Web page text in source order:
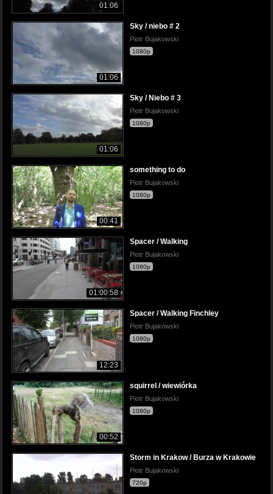
01:06
01:06
Sky / niebo # 2
Piotr Bujakowski
1080p
01:06
Sky / Niebo # 3
Piotr Bujakowski
1080p
00:41
something to do
Piotr Bujakowski
1080p
01:00:58
Spacer / Walking
Piotr Bujakowski
1080p
12:23
Spacer / Walking Finchley
Piotr Bujakowski
1080p
00:52
squirrel / wiewiórka
Piotr Bujakowski
1080p
Storm in Krakow / Burza w Krakowie
Piotr Bujakowski
720p